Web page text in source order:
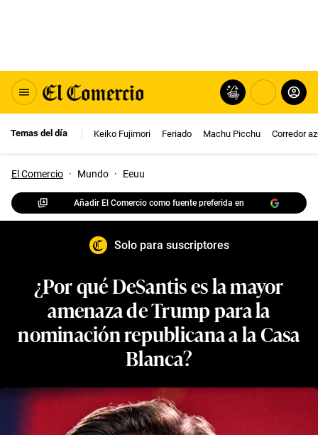
Temas del día Keiko Fujimori Feriado Machu Picchu Corredor
El Comercio · Mundo · Eeuu
Añadir El Comercio como fuente preferida en
Solo para suscriptores
¿Por qué DeSantis es la mayor
amenaza de Trump para la
nominación republicana a la Casa
Blanca?